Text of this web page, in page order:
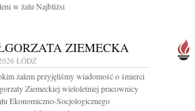
w żalu Najbliżsi
ZIEMECKA
ŁÓDŹ
żalem przyjęliśmy wiadomość o śmierci
Ziemeckiej wieloletniej pracownicy
Ekonomiczno-Socjologicznego